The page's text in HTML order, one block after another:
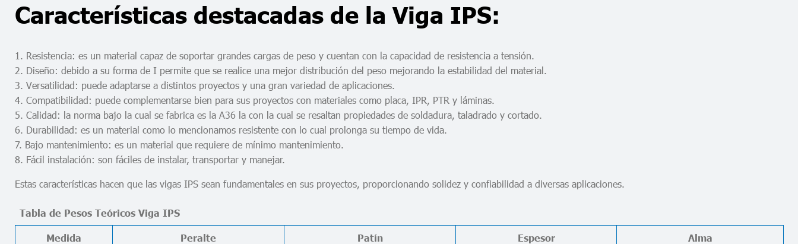
Características destacadas de la Viga IPS:
1. Resistencia: es un material capaz de soportar grandes cargas de peso y cuentan con la capacidad de resistencia a tensión.
2. Diseño: debido a su forma de I permite que se realice una mejor distribución del peso mejorando la estabilidad del material.
3. Versatilidad: puede adaptarse a distintos proyectos y una gran variedad de aplicaciones.
4. Compatibilidad: puede complementarse bien para sus proyectos con materiales como placa, IPR, PTR y láminas.
5. Calidad: la norma bajo la cual se fabrica es la A36 la con la cual se resaltan propiedades de soldadura, taladrado y cortado.
6. Durabilidad: es un material como lo mencionamos resistente con lo cual prolonga su tiempo de vida.
7. Bajo mantenimiento: es un material que requiere de mínimo mantenimiento.
8. Fácil instalación: son fáciles de instalar, transportar y manejar.
Estas características hacen que las vigas IPS sean fundamentales en sus proyectos, proporcionando solidez y confiabilidad a diversas aplicaciones.
Tabla de Pesos Teóricos Viga IPS
Medida Peralte Patín Espesor Alma